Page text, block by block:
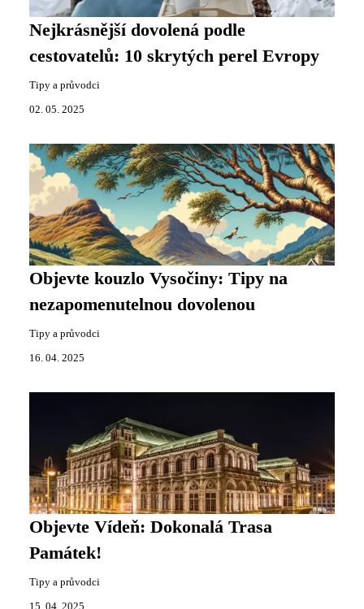
Nejkrásnější dovolená podle
cestovatelů: 10 skrytých perel Evropy
Tipy a průvodci
02. 05. 2025
Objevte kouzlo Vysočiny: Tipy na
nezapomenutelnou dovolenou
Tipy a průvodci
16. 04. 2025
Objevte Vídeň: Dokonalá Trasa
Památek!
Tipy a průvodci
15. 04. 2025